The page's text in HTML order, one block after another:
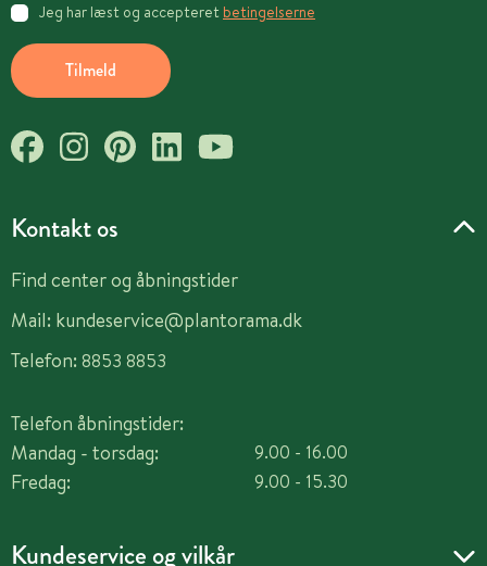
Kontakt os
Find center og åbningstider
Mail: kundeservice@plantorama.dk
Telefon: 8853 8853
Telefon åbningstider:
Mandag - torsdag:
Fredag:
9.00 - 16.00
9.00 - 15.30
Kundeservice og vilkår
Tilmeld
Jeg har læst og accepteret betingelserne